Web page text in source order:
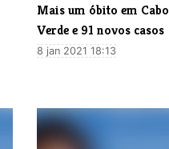
Mais um óbito em Cabo
Verde e 91 novos casos
8 jan 2021 18:13